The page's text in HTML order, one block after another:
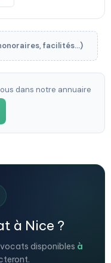
facilités...)
dans notre annuaire
à Nice ?
disponibles à